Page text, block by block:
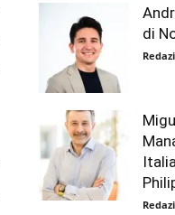
di